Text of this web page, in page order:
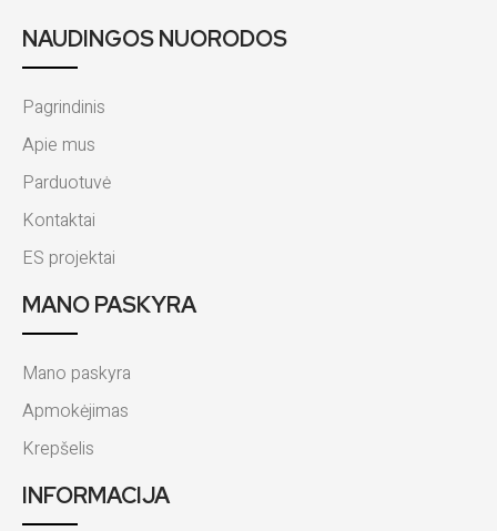
NAUDINGOS NUORODOS
Pagrindinis
Apie mus
Parduotuvė
Kontaktai
ES projektai
MANO PASKYRA
Mano paskyra
Apmokėjimas
Krepšelis
INFORMACIJA